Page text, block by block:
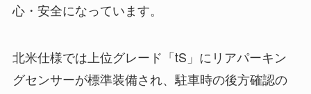
心・安全になっています。
北米仕様では上位グレード「tS」にリアパーキン
グセンサーが標準装備され、駐車時の後方確認の